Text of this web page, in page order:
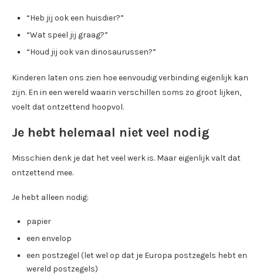
“Heb jij ook een huisdier?”
“Wat speel jij graag?”
“Houd jij ook van dinosaurussen?”
Kinderen laten ons zien hoe eenvoudig verbinding eigenlijk kan
zijn. En in een wereld waarin verschillen soms zo groot lijken,
voelt dat ontzettend hoopvol.
Je hebt helemaal niet veel nodig
Misschien denk je dat het veel werk is. Maar eigenlijk valt dat
ontzettend mee.
Je hebt alleen nodig:
papier
een envelop
een postzegel (let wel op dat je Europa postzegels hebt en
wereld postzegels)